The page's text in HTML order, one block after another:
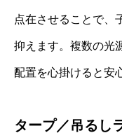
点在させることで、
抑えます。複数の光
配置を心掛けると安
タープ／吊るし